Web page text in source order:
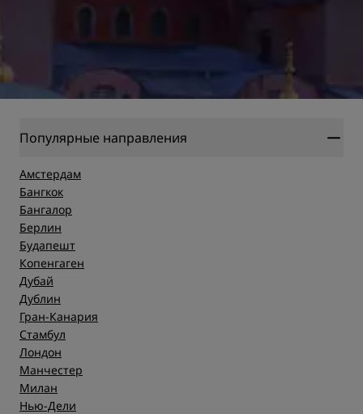
Популярные направления
Амстердам
Бангкок
Бангалор
Берлин
Будапешт
Копенгаген
Дубай
Дублин
Гран-Канария
Стамбул
Лондон
Манчестер
Милан
Нью-Дели